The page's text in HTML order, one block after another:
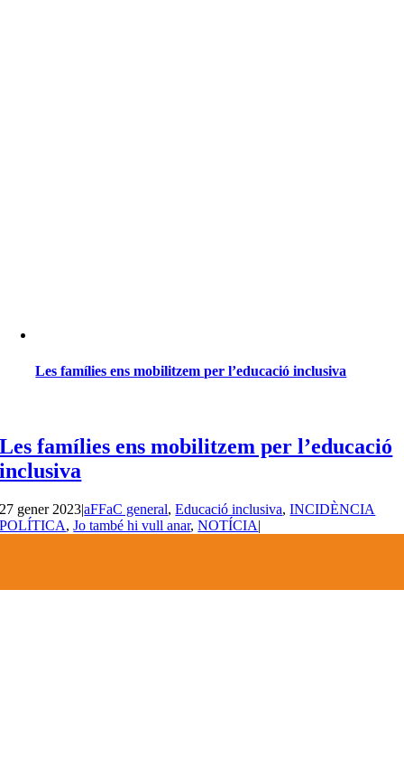
Les famílies ens mobilitzem per l’educació inclusiva
Les famílies ens mobilitzem per l’educació
inclusiva
27 gener 2023|aFFaC general,Educació inclusiva,INCIDÈNCIA
POLÍTICA,Jo també hi vull anar,NOTÍCIA|